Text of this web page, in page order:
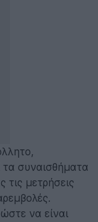
τα συναισθήματα
τις μετρήσεις
να είναι